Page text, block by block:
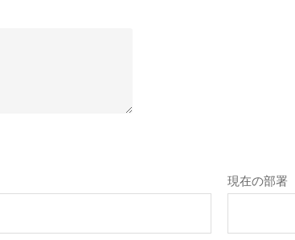
現在の部署